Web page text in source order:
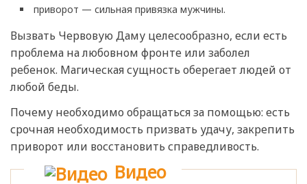
приворот — сильная привязка мужчины.
Вызвать Червовую Даму целесообразно, если есть
проблема на любовном фронте или заболел
ребенок. Магическая сущность оберегает людей от
любой беды.
Почему необходимо обращаться за помощью: есть
срочная необходимость призвать удачу, закрепить
приворот или восстановить справедливость.
Видео